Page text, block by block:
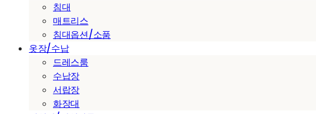
침대
매트리스
침대옵션/소품
옷장/수납
드레스룸
수납장
서랍장
화장대